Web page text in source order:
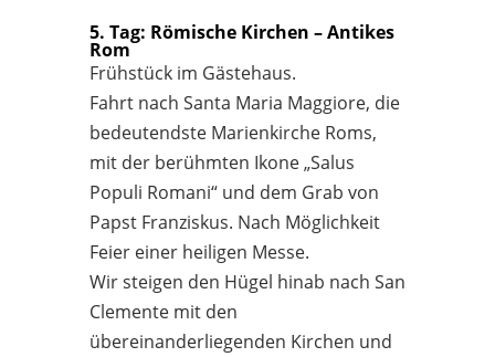
5. Tag: Römische Kirchen – Antikes
Rom
Frühstück im Gästehaus.
Fahrt nach Santa Maria Maggiore, die
bedeutendste Marienkirche Roms,
mit der berühmten Ikone „Salus
Populi Romani“ und dem Grab von
Papst Franziskus. Nach Möglichkeit
Feier einer heiligen Messe.
Wir steigen den Hügel hinab nach San
Clemente mit den
übereinanderliegenden Kirchen und